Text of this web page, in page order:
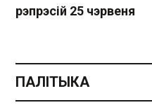
рэпрэсій 25 чэрвеня
ПАЛІТЫКА